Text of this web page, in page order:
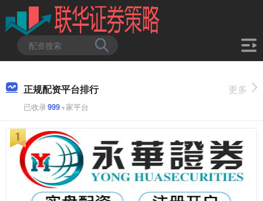
正规配资平台排行
已收录999+家平台
更多